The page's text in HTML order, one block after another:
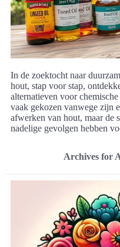
In de zoektocht naar
hout, stap voor stap,
alternatieven voor
vaak gekozen vanwege zijn
afwerken van hout, maar de
nadelige gevolgen hebben
Archives for